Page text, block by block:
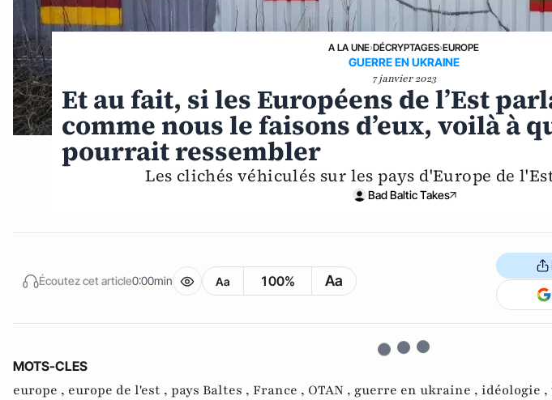
A LA UNE›DÉCRYPTAGES›EUROPE
GUERRE EN UKRAINE
7 janvier 2023
Et au fait, si les Européens de l’Est
comme nous le faisons d’eux, voilà à
pourrait ressembler
Les clichés véhiculés sur les pays d'Europe de
Bad Baltic Takes
Écoutez cet article0:00min Aa 100% Aa
MOTS-CLES
europe , europe de l'est , pays Baltes , France , OTAN , guerre en ukraine , idéologie ,